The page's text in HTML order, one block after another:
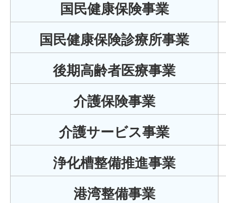
国民健康保険事業
国民健康保険診療所事業
後期高齢者医療事業
介護保険事業
介護サービス事業
浄化槽整備推進事業
港湾整備事業